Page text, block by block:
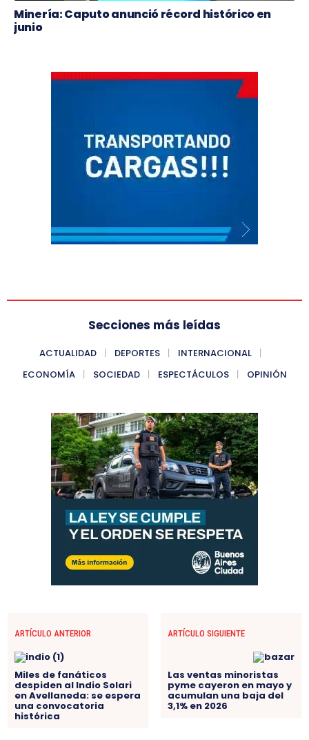
Minería: Caputo anunció récord histórico en
junio
Secciones más leídas
ACTUALIDAD DEPORTES
INTERNACIONAL
ECONOMÍA
SOCIEDAD ESPECTÁCULOS OPINIÓN
ARTÍCULO ANTERIOR
Miles de fanáticos
despiden al Indio Solari
en Avellaneda: se espera
una convocatoria
histórica
ARTÍCULO SIGUIENTE
Las ventas minoristas
pyme cayeron en mayo y
acumulan una baja del
3,1% en 2026